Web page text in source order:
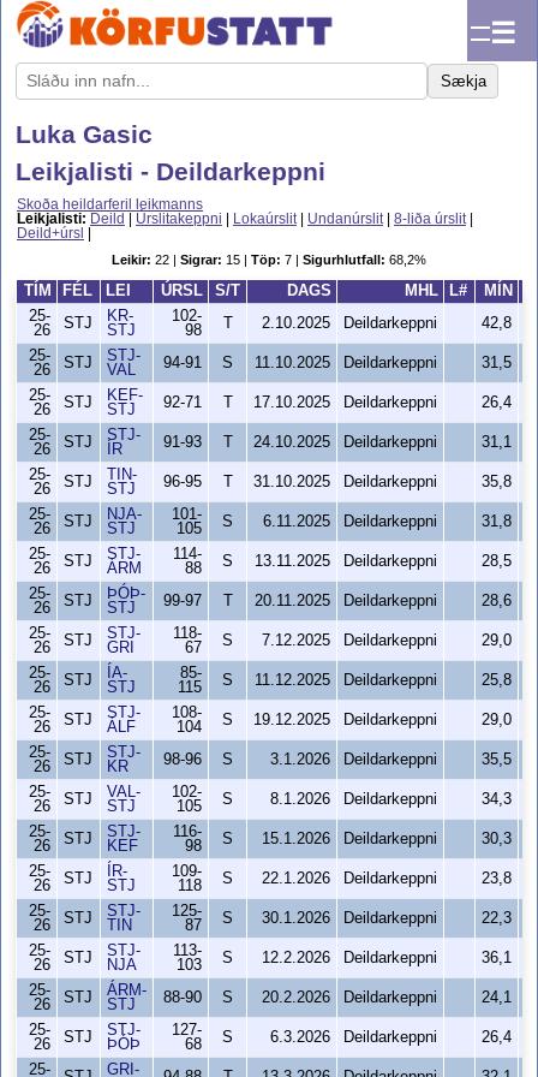
☰
Sækja
Luka Gasic
Leikjalisti - Deildarkeppni
Skoða heildarferil leikmanns
Leikjalisti: Deild Úrslitakeppni Lokaúrslit| Undanúrslit| 8-liða úrslit|
Deild+úrsl
Leikir: 22 | Sigrar: 15 | Töp: 7 | Sigurhlutfall: 68,2%
TÍM FÉL LEI ÚRSL S/T DAGS MHL L# MÍN
25-
26
STJ
KR-
STJ
102-
98
2.10.2025 Deildarkeppni
42,8
25-
26
STJ
STJ-
VAL
94-91 S 11.10.2025 Deildarkeppni
31,5
25-
26
STJ
KEF-
STJ
92-71 17.10.2025 Deildarkeppni
26,4
25-
26
STJ
STJ-
ÍR
91-93 24.10.2025 Deildarkeppni
31,1
25-
26
STJ
TIN-
STJ
96-95 31.10.2025 Deildarkeppni
35,8
25-
26
STJ
NJA-
STJ
101-
105
S 6.11.2025 Deildarkeppni
31,8
25-
26
STJ
STJ-
ÁRM
114-
88
S 13.11.2025 Deildarkeppni
28,5
25-
26
STJ
ÞÓÞ-
STJ
99-97 20.11.2025 Deildarkeppni
28,6
25-
26
STJ
STJ-
GRI
118-
67
S 7.12.2025 Deildarkeppni
29,0
25-
26
STJ
ÍA-
STJ
85-
115
S 11.12.2025 Deildarkeppni
25,8
25-
26
STJ
STJ-
ÁLF
108-
104
S 19.12.2025 Deildarkeppni
29,0
25-
26
STJ
STJ-
KR
98-96 S 3.1.2026 Deildarkeppni
35,5
25-
26
STJ
VAL-
STJ
102-
105
S 8.1.2026 Deildarkeppni
34,3
25-
26
STJ
STJ-
KEF
116-
98
S 15.1.2026 Deildarkeppni
30,3
25-
26
STJ
ÍR-
STJ
109-
118
S 22.1.2026 Deildarkeppni
23,8
25-
26
STJ
STJ-
TIN
125-
87
S 30.1.2026 Deildarkeppni
22,3
25-
26
STJ
STJ-
NJA
113-
103
S 12.2.2026 Deildarkeppni
36,1
25-
26
STJ
ÁRM-
STJ
88-90 S 20.2.2026 Deildarkeppni
24,1
25-
26
STJ
STJ-
ÞÓÞ
127-
68
S 6.3.2026 Deildarkeppni
26,4
25-
GRI-